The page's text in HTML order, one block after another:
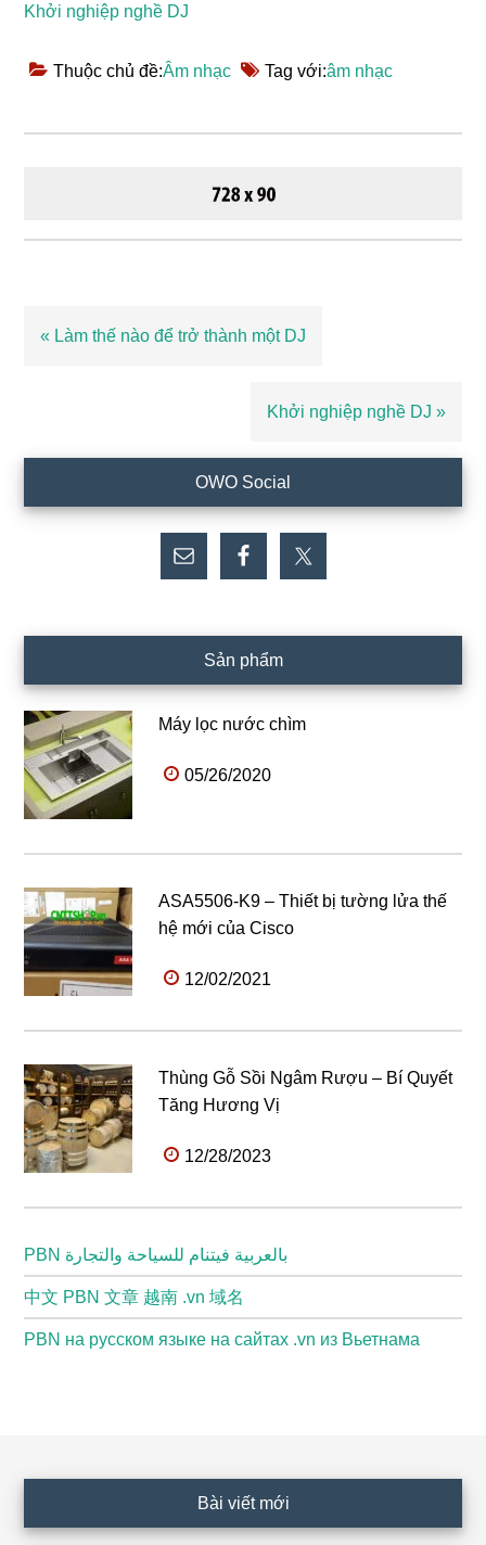
Khởi nghiệp nghề DJ
Thuộc chủ đề:Âm nhạc Tag với:âm nhạc
Bài
« Làm thế nào để trở thành một DJ
Bài
Khởi nghiệp nghề DJ »
chính
OWO Social
Sản phẩm
Máy lọc nước chìm
05/26/2020
ASA5506-K9 – Thiết bị tường lửa thế
hệ mới của Cisco
12/02/2021
Thùng Gỗ Sồi Ngâm Rượu – Bí Quyết
Tăng Hương Vị
12/28/2023
PBN بالعربية فيتنام للسياحة والتجارة
中文 PBN 文章 越南 .vn 域名
PBN на русском языке на сайтах .vn из Вьетнама
Bài viết mới